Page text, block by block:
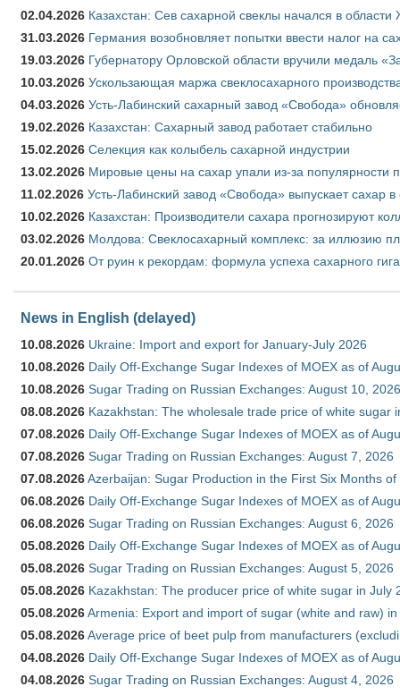
02.04.2026 Казахстан: Сев сахарной свеклы начался в области
31.03.2026 Германия возобновляет попытки ввести налог на
19.03.2026 Губернатору Орловской области вручили медаль
10.03.2026 Ускользающая маржа свеклосахарного
04.03.2026 Усть-Лабинский сахарный завод «Свобода»
19.02.2026 Казахстан: Сахарный завод работает стабильно
15.02.2026 Селекция как колыбель сахарной индустрии
13.02.2026 Мировые цены на сахар упали из-за популярности
11.02.2026 Усть-Лабинский завод «Свобода» выпускает сахар в
10.02.2026 Казахстан: Производители сахара прогнозируют
03.02.2026 Молдова: Свеклосахарный комплекс: за иллюзию
20.01.2026 От руин к рекордам: формула успеха сахарного
News in English (delayed)
10.08.2026 Ukraine: Import and export for January-July 2026
10.08.2026 Daily Off-Exchange Sugar Indexes of MOEX as of
10.08.2026 Sugar Trading on Russian Exchanges: August 10, 2026
08.08.2026 Kazakhstan: The wholesale trade price of white sugar
07.08.2026 Daily Off-Exchange Sugar Indexes of MOEX as of
07.08.2026 Sugar Trading on Russian Exchanges: August 7, 2026
07.08.2026Azerbaijan: Sugar Production in the First Six Months of
06.08.2026 Daily Off-Exchange Sugar Indexes of MOEX as of
06.08.2026 Sugar Trading on Russian Exchanges: August 6, 2026
05.08.2026 Daily Off-Exchange Sugar Indexes of MOEX as of
05.08.2026 Sugar Trading on Russian Exchanges: August 5, 2026
05.08.2026 Kazakhstan: The producer price of white sugar in July
05.08.2026Armenia: Export and import of sugar (white and raw)
05.08.2026Average price of beet pulp from manufacturers
04.08.2026 Daily Off-Exchange Sugar Indexes of MOEX as of
04.08.2026 Sugar Trading on Russian Exchanges: August 4, 2026